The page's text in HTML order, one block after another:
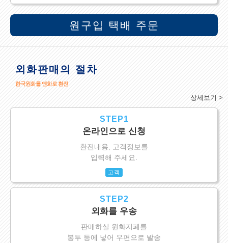
원구입 택배 주문
외화판매의 절차
한국원화를 엔화로 환전
상세보기 >
STEP1
온라인으로 신청
환전내용, 고객정보를
입력해 주세요.
고객
STEP2
외화를 우송
판매하실 원화지폐를
봉투 등에 넣어 우편으로 발송